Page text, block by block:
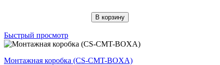
В корзину
Быстрый просмотр
Монтажная коробка (CS-CMT-BOXA)